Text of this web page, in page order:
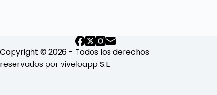
Copyright © 2026 - Todos los derechos
reservados por viveloapp S.L.